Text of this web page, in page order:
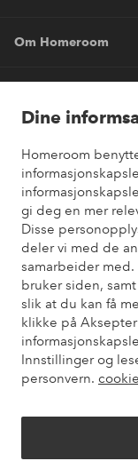
Dine
Homeroom
gi deg en mer
Disse
deler vi med de
samarbeider med.
bruker siden,
slik at du kan få
klikke på
Innstillinger og
personvern.
Om Homeroom
Venner
Vil du vite